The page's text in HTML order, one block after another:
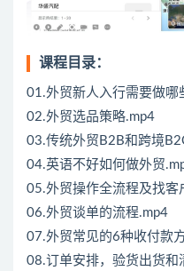
课程目录：
01.外贸新人入行需要做哪
02.外贸选品策略.mp4
03.传统外贸B2B和跨境
04.英语不好如何做外贸
05.外贸操作全流程及找客
06.外贸谈单的流程.mp4
07.外贸常见的6种收付款
08.订单安排，验货出货和